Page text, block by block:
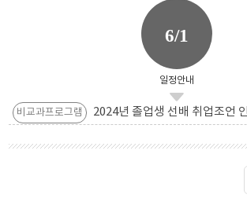
6/1
일정안내
비교과프로그램 2024년 졸업생 선배 취업조언